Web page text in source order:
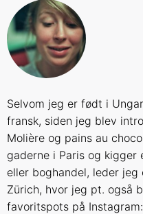
Find et kontor nær dig
Om os
Hvem er vi?
Bliv en del af holdet
Selvom jeg er født i
fransk, siden jeg blev
Molière og pains au
gaderne i Paris og
eller boghandel, leder
Zürich, hvor jeg pt. også
favoritspots på